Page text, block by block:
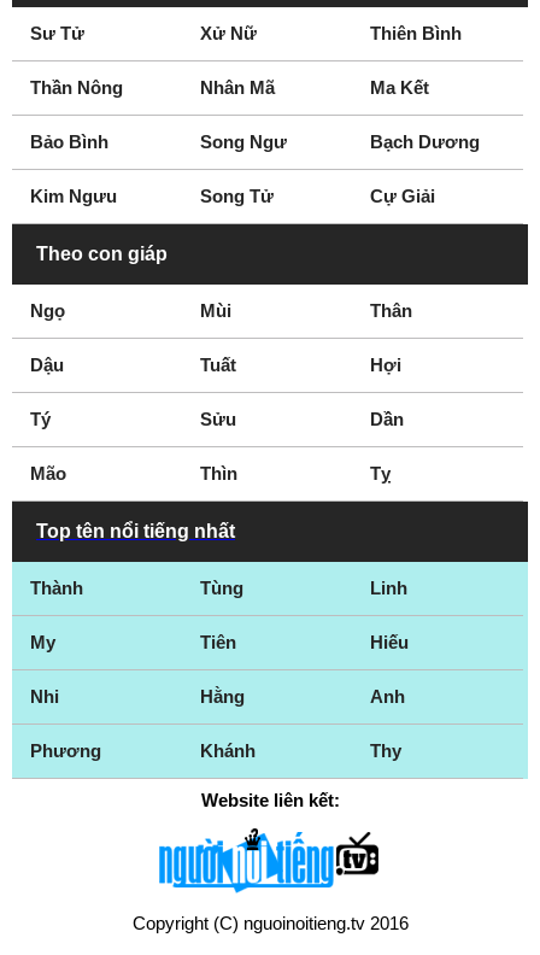
Sư Tử Xử Nữ Thiên Bình
Thần Nông Nhân Mã Ma Kết
Bảo Bình Song Ngư Bạch Dương
Kim Ngưu Song Tử Cự Giải
Theo con giáp
Ngọ Mùi Thân
Dậu Tuất Hợi
Tý Sửu Dần
Mão Thìn Tỵ
Top tên nổi tiếng nhất
Thành Tùng Linh
My Tiên Hiếu
Nhi Hằng Anh
Phương Khánh Thy
Website liên kết:
Copyright (C) nguoinoitieng.tv 2016